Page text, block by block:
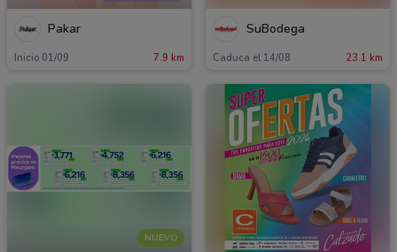
Pakar
Inicio 01/09 7.9 km
SuBodega
Caduca el 14/08 23.1 km
NUEVO